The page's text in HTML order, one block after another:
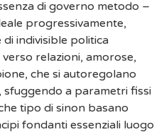
di governo metodo –
progressivamente,
indivisible politica
relazioni, amorose,
che si autoregolano
a parametri fissi
tipo di sinon basano
fondanti essenziali luogo